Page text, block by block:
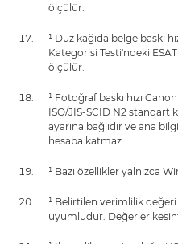
ölçülür.
¹ Düz kağıda belge baskı
Kategorisi Testi'ndeki
ölçülür.
¹ Fotoğraf baskı hızı
ISO/JIS-SCID N2 standart
ayarına bağlıdır ve ana
hesaba katmaz.
¹ Bazı özellikler yalnızca
¹ Belirtilen verimlilik değeri
uyumludur. Değerler